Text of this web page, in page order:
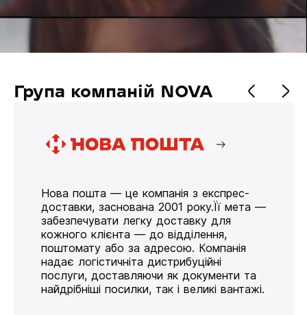
Група компаній NOVA
Нова пошта — це компанія з експрес-
доставки, заснована 2001 року.Її мета —
забезпечувати легку доставку для
кожного клієнта — до відділення,
поштомату або за адресою. Компанія
надає логістичніта дистрибуційні
послуги, доставляючи як документи та
найдрібніші посилки, так і великі вантажі.